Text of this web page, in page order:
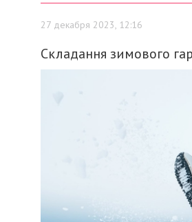
27 декабря 2023, 12:16
Складання зимового